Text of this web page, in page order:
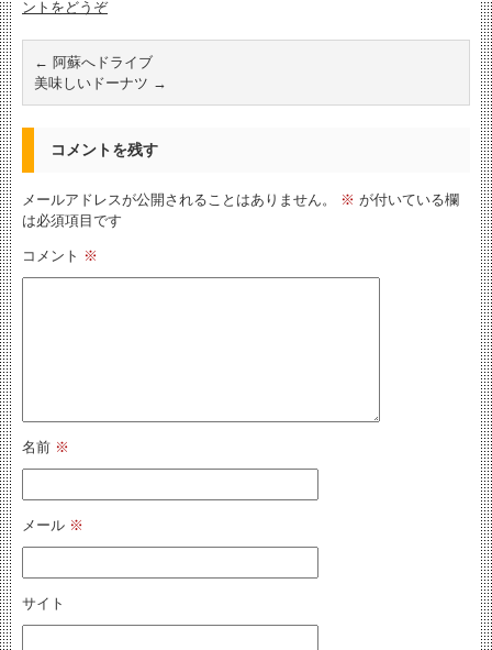
ントをどうぞ
← 阿蘇へドライブ
美味しいドーナツ →
コメントを残す
メールアドレスが公開されることはありません。 ※ が付いている欄
は必須項目です
コメント ※
名前 ※
メール ※
サイト